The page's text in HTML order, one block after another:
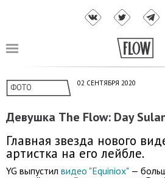
ФОТО 02 СЕНТЯБРЯ 2020
Девушка The Flow: Day
Главная звезда нового
артистка на его лейбле.
YG выпустил видео "Equiniox" —